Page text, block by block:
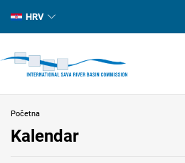
HRV
Početna
Kalendar